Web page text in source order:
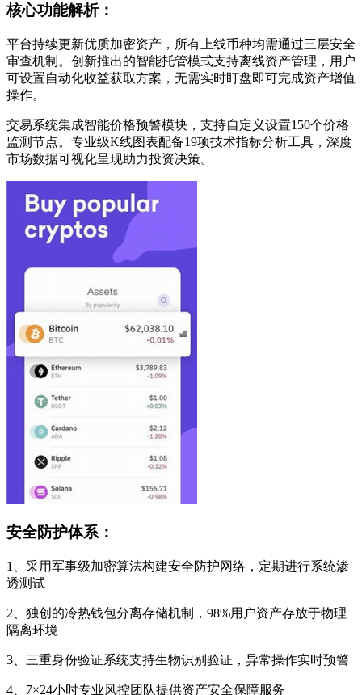
核心功能解析：
平台持续更新优质加密资产，所有上线币种均需通过三层安全
审查机制。创新推出的智能托管模式支持离线资产管理，用户
可设置自动化收益获取方案，无需实时盯盘即可完成资产增值
操作。
交易系统集成智能价格预警模块，支持自定义设置150个价格
监测节点。专业级K线图表配备19项技术指标分析工具，深度
市场数据可视化呈现助力投资决策。
安全防护体系：
1、采用军事级加密算法构建安全防护网络，定期进行系统渗
透测试
2、独创的冷热钱包分离存储机制，98%用户资产存放于物理
隔离环境
3、三重身份验证系统支持生物识别验证，异常操作实时预警
4、7×24小时专业风控团队提供资产安全保障服务